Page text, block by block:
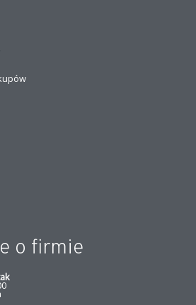
o firmie